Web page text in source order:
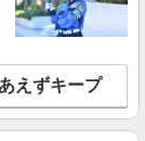
槻区・久喜市・蓮田
えずキープ